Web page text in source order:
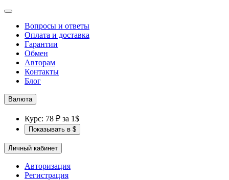
Вопросы и ответы
Оплата и доставка
Гарантии
Обмен
Авторам
Контакты
Блог
Валюта
Курс: 78 ₽ за 1$
Показывать в $
Личный кабинет
Авторизация
Регистрация